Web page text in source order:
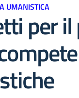
UMANISTICA
per